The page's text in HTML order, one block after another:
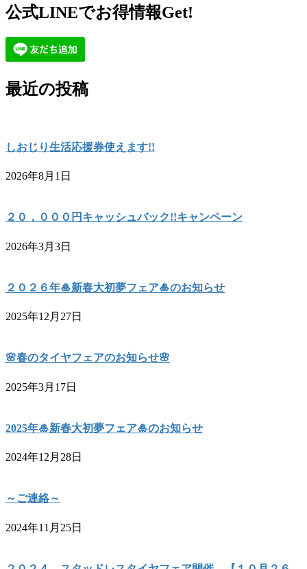
公式LINEでお得情報Get!
最近の投稿
しおじり生活応援券使えます!!
2026年8月1日
２０，０００円キャッシュバック!!キャンペーン
2026年3月3日
２０２６年🎍新春大初夢フェア🎍のお知らせ
2025年12月27日
🌸春のタイヤフェアのお知らせ🌸
2025年3月17日
2025年🎍新春大初夢フェア🎍のお知らせ
2024年12月28日
～ご連絡～
2024年11月25日